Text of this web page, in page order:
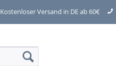
Kostenloser Versand in DE ab 60€